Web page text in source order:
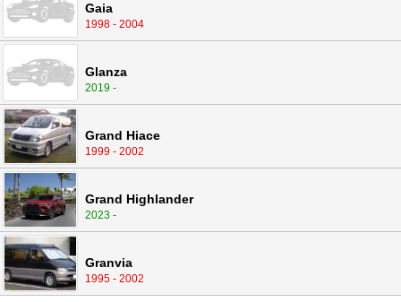
Gaia
1998 - 2004
Glanza
2019 -
Grand Hiace
1999 - 2002
Grand Highlander
2023 -
Granvia
1995 - 2002